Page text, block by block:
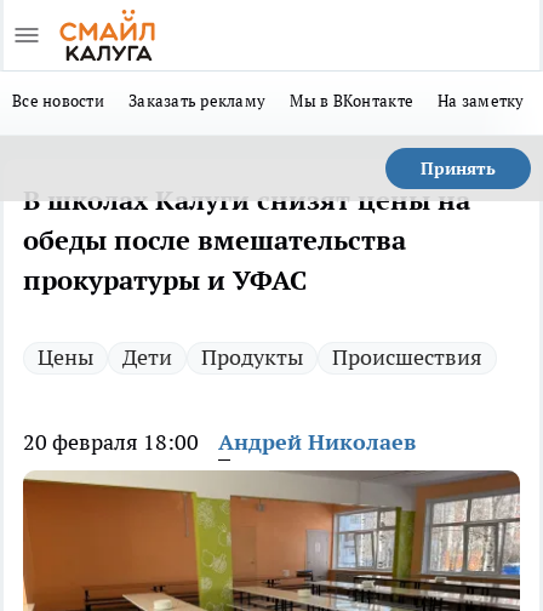
Все новости Заказать рекламу Мы в ВКонтакте На заметку
Принять
В школах Калуги снизят цены на
обеды после вмешательства
прокуратуры и УФАС
Цены Дети Продукты Происшествия
20 февраля 18:00 Андрей Николаев